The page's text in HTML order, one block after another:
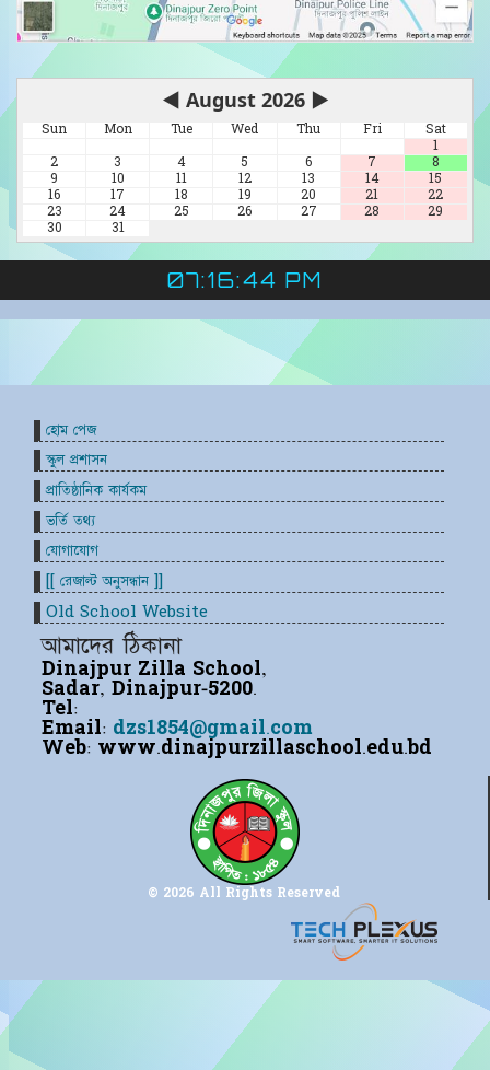
◀ August 2026 ▶
Sun Mon Tue Wed Thu Fri
Sat
1
2
3 4 5 6 7
8
9
10 11 12 13 14
15
16
17 18 19 20 21
22
23
24 25 26 27 28
29
30
31
07:16:44 PM
© 2026 All Rights Reserved
আমাদের ঠিকানা
Dinajpur Zilla School,
Sadar, Dinajpur-5200.
Tel:
Email: dzs1854@gmail.com
Web: www.dinajpurzillaschool.edu.bd
হোম পেজ
স্কুল প্রশাসন
প্রাতিষ্ঠানিক কার্যকম
ভর্তি তথ্য
যোগাযোগ
[[ রেজাল্ট অনুসন্ধান ]]
Old School Website